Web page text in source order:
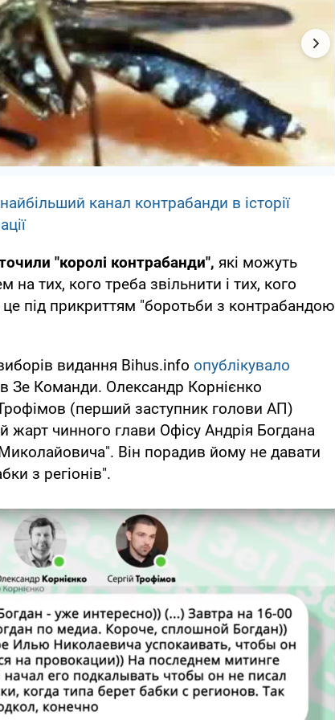
канал контрабанди в історії
"королі контрабанди", які можуть
на тих, кого треба звільнити і тих, кого
це під прикриттям "боротьби з контрабандою
видання Bihus.info опублікувало
Зе Команди. Олександр Корнієнко
(перший заступник голови АП)
чинного глави Офісу Андрія Богдана
Миколайовича". Він порадив йому не давати
з регіонів".